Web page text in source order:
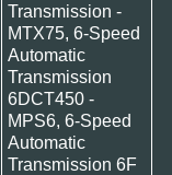
Transmission -
MTX75, 6-Speed
Automatic
Transmission
6DCT450 -
MPS6, 6-Speed
Automatic
Transmission 6F